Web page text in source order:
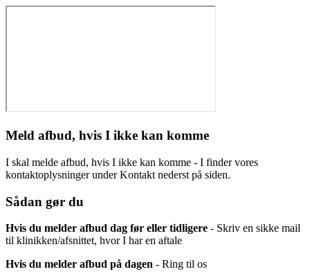
Meld afbud, hvis I ikke kan komme
I skal melde afbud, hvis I ikke kan komme - I finder vores
kontaktoplysninger under Kontakt nederst på siden.
Sådan gør du
Hvis du melder afbud dag før eller tidligere - Skriv en sikke mail
til klinikken/afsnittet, hvor I har en aftale
Hvis du melder afbud på dagen - Ring til os